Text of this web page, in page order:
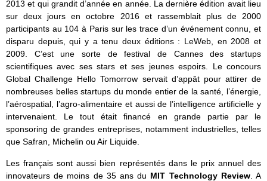
2013 et qui grandit d’année en année. La dernière édition avait lieu
sur deux jours en octobre 2016 et rassemblait plus de 2000
participants au 104 à Paris sur les trace d’un événement connu, et
disparu depuis, qui y a tenu deux éditions : LeWeb, en 2008 et
2009. C’est une sorte de festival de Cannes des startups
scientifiques avec ses stars et ses jeunes espoirs. Le concours
Global Challenge Hello Tomorrow servait d’appât pour attirer de
nombreuses belles startups du monde entier de la santé, l’énergie,
l’aérospatial, l’agro-alimentaire et aussi de l’intelligence artificielle y
intervenaient. Le tout était financé en grande partie par le
sponsoring de grandes entreprises, notamment industrielles, telles
que Safran, Michelin ou Air Liquide.
Les français sont aussi bien représentés dans le prix annuel des
innovateurs de moins de 35 ans du MIT Technology Review. A